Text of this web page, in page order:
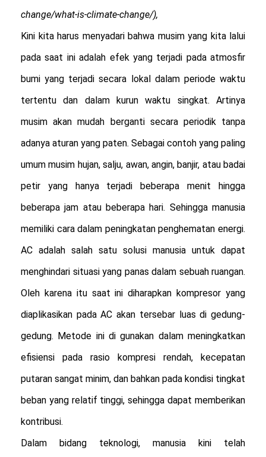
change/what-is-climate-change/),
Kini kita harus menyadari bahwa musim yang kita lalui
pada saat ini adalah efek yang terjadi pada atmosfir
bumi yang terjadi secara lokal dalam periode waktu
tertentu dan dalam kurun waktu singkat. Artinya
musim akan mudah berganti secara periodik tanpa
adanya aturan yang paten. Sebagai contoh yang paling
umum musim hujan, salju, awan, angin, banjir, atau badai
petir yang hanya terjadi beberapa menit hingga
beberapa jam atau beberapa hari. Sehingga manusia
memiliki cara dalam peningkatan penghematan energi.
AC adalah salah satu solusi manusia untuk dapat
menghindari situasi yang panas dalam sebuah ruangan.
Oleh karena itu saat ini diharapkan kompresor yang
diaplikasikan pada AC akan tersebar luas di gedung-
gedung. Metode ini di gunakan dalam meningkatkan
efisiensi pada rasio kompresi rendah, kecepatan
putaran sangat minim, dan bahkan pada kondisi tingkat
beban yang relatif tinggi, sehingga dapat memberikan
kontribusi.
Dalam bidang teknologi, manusia kini telah